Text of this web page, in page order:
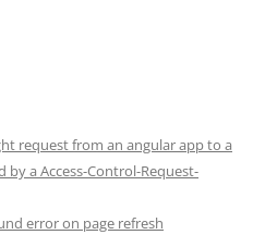
request from an angular app to a
by a Access-Control-Request-
error on page refresh